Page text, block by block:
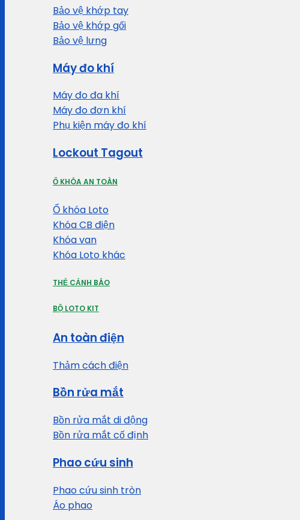
Bảo vệ khớp tay
Bảo vệ khớp gối
Bảo vệ lưng
Máy đo khí
Máy đo đa khí
Máy đo đơn khí
Phụ kiện máy đo khí
Lockout Tagout
Ổ KHÓA AN TOÀN
Ổ khóa Loto
Khóa CB điện
Khóa van
Khóa Loto khác
THẺ CẢNH BÁO
BỘ LOTO KIT
An toàn điện
Thảm cách điện
Bồn rửa mắt
Bồn rửa mắt di động
Bồn rửa mắt cố định
Phao cứu sinh
Phao cứu sinh tròn
Áo phao